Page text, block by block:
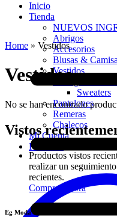
Inicio
Tienda
NUEVOS
Abrigos
Accesorios
Blusas &
Vestidos
Sweaters
Pantalones
Remeras
Chalecos
Mi Cuenta
PROMO
Home » Vestidos
Vestidos
No se han encontrado
Vistos
Productos vistos
realizar un
recientes.
Comprar ahora
Eg Moda